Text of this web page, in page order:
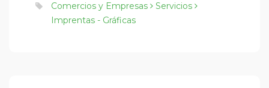
Comercios y Empresas
Servicios
Imprentas - Gráficas